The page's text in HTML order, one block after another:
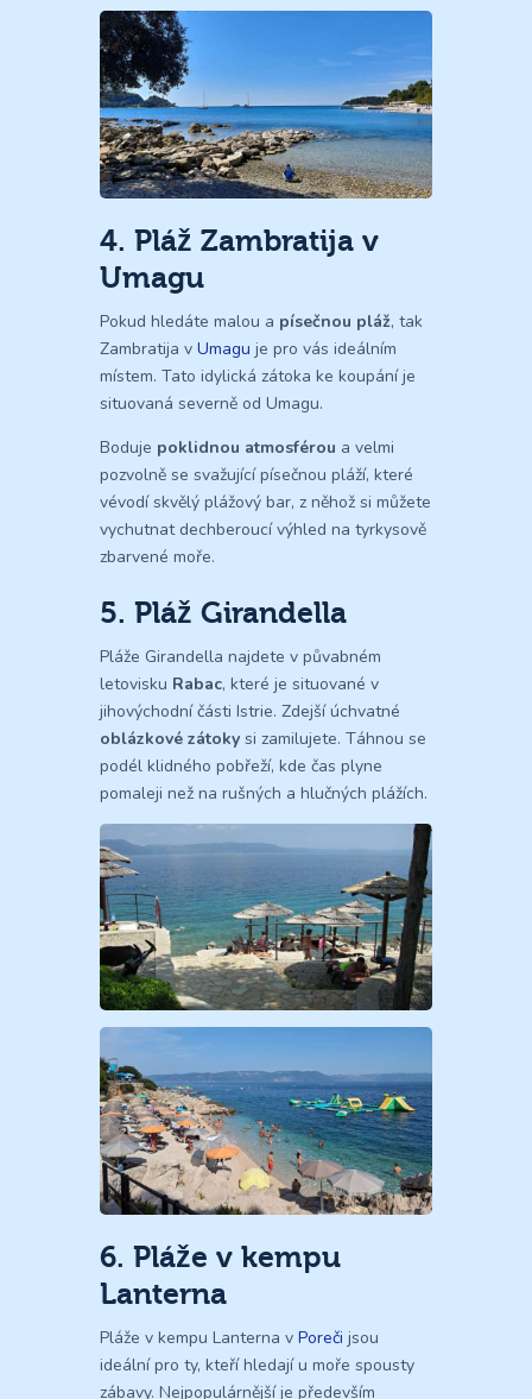
4. Pláž Zambratija v
Umagu
Pokud hledáte malou a písečnou pláž, tak
Zambratija v Umagu je pro vás ideálním
místem. Tato idylická zátoka ke koupání je
situovaná severně od Umagu.
Boduje poklidnou atmosférou a velmi
pozvolně se svažující písečnou pláží, které
vévodí skvělý plážový bar, z něhož si můžete
vychutnat dechberoucí výhled na tyrkysově
zbarvené moře.
5. Pláž Girandella
Pláže Girandella najdete v půvabném
letovisku Rabac, které je situované v
jihovýchodní části Istrie. Zdejší úchvatné
oblázkové zátoky si zamilujete. Táhnou se
podél klidného pobřeží, kde čas plyne
pomaleji než na rušných a hlučných plážích.
6. Pláže v kempu
Lanterna
Pláže v kempu Lanterna v Poreči jsou
ideální pro ty, kteří hledají u moře spousty
zábavy. Nejpopulárnější je především